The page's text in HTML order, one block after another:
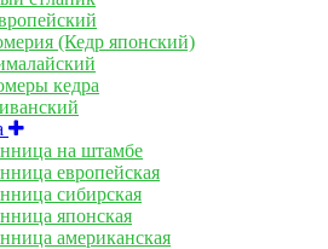
(Кедр японский)
кедра
на штамбе
европейская
сибирская
японская
американская